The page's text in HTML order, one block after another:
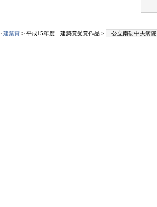
建築賞 > 平成15年度 建築賞受賞作品 > 公立南砺中央病院